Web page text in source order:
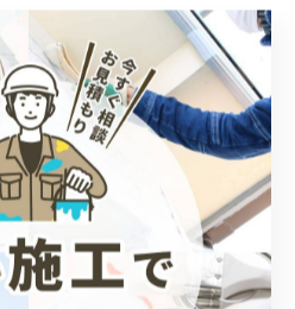
を早期発見するためには、定
す。完成後だけでなく、下
工程ごとに現場を確認し、塗
ているかをチェックしましょ
を残してもらうことで、見え
後では確認できない箇所も把
りや細かい部位は仕上げミス